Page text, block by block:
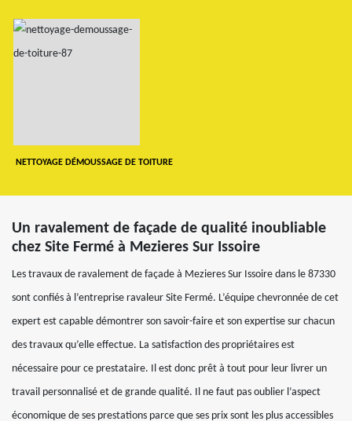
NETTOYAGE DÉMOUSSAGE DE TOITURE
Un ravalement de façade de qualité inoubliable
chez Site Fermé à Mezieres Sur Issoire
Les travaux de ravalement de façade à Mezieres Sur Issoire dans le 87330
sont confiés à l’entreprise ravaleur Site Fermé. L’équipe chevronnée de cet
expert est capable démontrer son savoir-faire et son expertise sur chacun
des travaux qu’elle effectue. La satisfaction des propriétaires est
nécessaire pour ce prestataire. Il est donc prêt à tout pour leur livrer un
travail personnalisé et de grande qualité. Il ne faut pas oublier l’aspect
économique de ses prestations parce que ses prix sont les plus accessibles